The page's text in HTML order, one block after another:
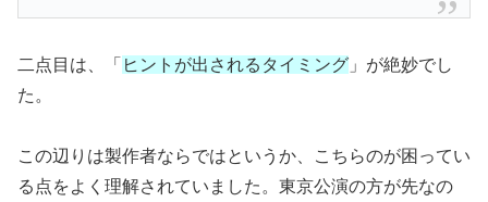
二点目は、「 ヒントが出されるタイミング 」が絶妙でし
た。
この辺りは製作者ならではというか、こちらのが困ってい
る点をよく理解されていました。東京公演の方が先なの